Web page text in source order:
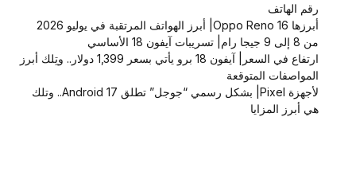
رقم الهاتف
أبرزها Oppo Reno 16| أبرز الهواتف المرتقبة في يوليو 2026
من 8 إلى 9 جيجا رام| تسريبات آيفون 18 الأساسي
ارتفاع في السعر| آيفون 18 برو يأتي بسعر 1,399 دولار.. وتِلك أبرز
المواصفات المتوقعة
لأجهزة Pixel| بشكل رسمي “جوجل” تطلق Android 17.. وتلك
هي أبرز المزايا